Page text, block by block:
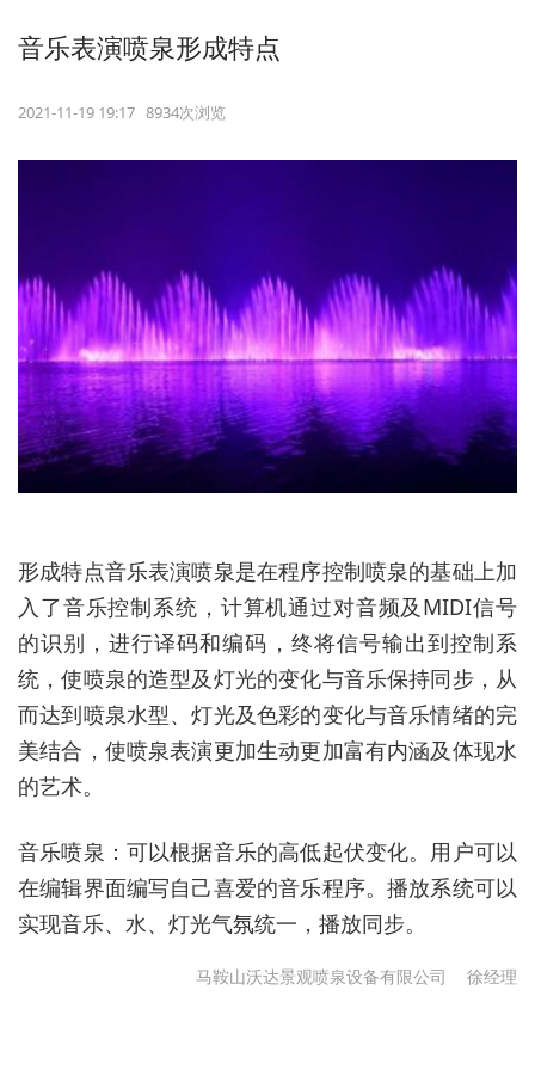
音乐表演喷泉形成特点
2021-11-19 19:17 8934次浏览
形成特点音乐表演喷泉是在程序控制喷泉的基础上加
入了音乐控制系统，计算机通过对音频及MIDI信号
的识别，进行译码和编码，终将信号输出到控制系
统，使喷泉的造型及灯光的变化与音乐保持同步，从
而达到喷泉水型、灯光及色彩的变化与音乐情绪的完
美结合，使喷泉表演更加生动更加富有内涵及体现水
的艺术。
音乐喷泉：可以根据音乐的高低起伏变化。用户可以
在编辑界面编写自己喜爱的音乐程序。播放系统可以
实现音乐、水、灯光气氛统一，播放同步。
马鞍山沃达景观喷泉设备有限公司 徐经理